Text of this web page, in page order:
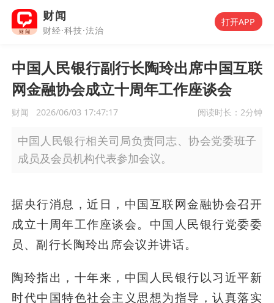
财闻
财经·科技·法治
打开APP
中国人民银行副行长陶玲出席中国互联
网金融协会成立十周年工作座谈会
财闻 2026/06/03 17:47:17 阅读时长： 2分钟
中国人民银行相关司局负责同志、协会党委班子
成员及会员机构代表参加会议。
据央行消息，近日，中国互联网金融协会召开
成立十周年工作座谈会。中国人民银行党委委
员、副行长陶玲出席会议并讲话。
陶玲指出，十年来，中国人民银行以习近平新
时代中国特色社会主义思想为指导，认真落实